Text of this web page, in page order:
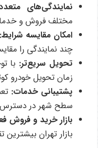
نمایندگی‌های
مختلف فروش و
امکان مقایسه شرایط:
چند نمایندگی را
تحویل سریع‌تر: با
زمان تحویل خودرو
پشتیبانی خدمات:
سطح شهر در
بازار خرید و فروش
بازار تهران بیشترین